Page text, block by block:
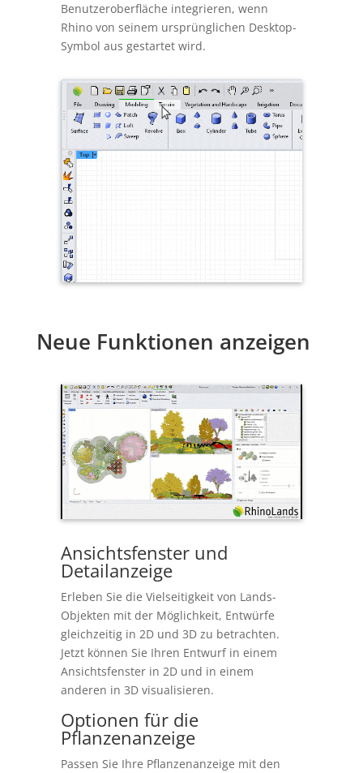
Benutzeroberfläche integrieren, wenn
Rhino von seinem ursprünglichen Desktop-
Symbol aus gestartet wird.
Neue Funktionen anzeigen
Ansichtsfenster und
Detailanzeige
Erleben Sie die Vielseitigkeit von Lands-
Objekten mit der Möglichkeit, Entwürfe
gleichzeitig in 2D und 3D zu betrachten.
Jetzt können Sie Ihren Entwurf in einem
Ansichtsfenster in 2D und in einem
anderen in 3D visualisieren.
Optionen für die
Pflanzenanzeige
Passen Sie Ihre Pflanzenanzeige mit den